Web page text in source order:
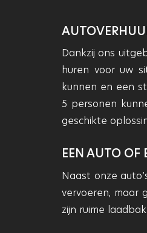
Dankzij ons
huren voor uw
kunnen en een
5 personen
geschikte
EEN AUTO OF
Naast onze
vervoeren, maar
zijn ruime